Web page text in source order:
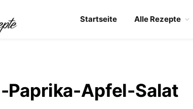
Startseite Alle Rezepte
Paprika-Apfel-Salat